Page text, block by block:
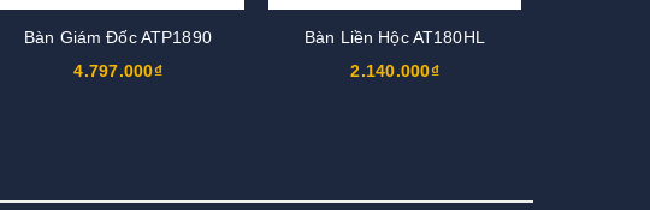
Bàn Giám Đốc ATP1890
4.797.000₫
Bàn Liền Hộc AT180HL
2.140.000₫